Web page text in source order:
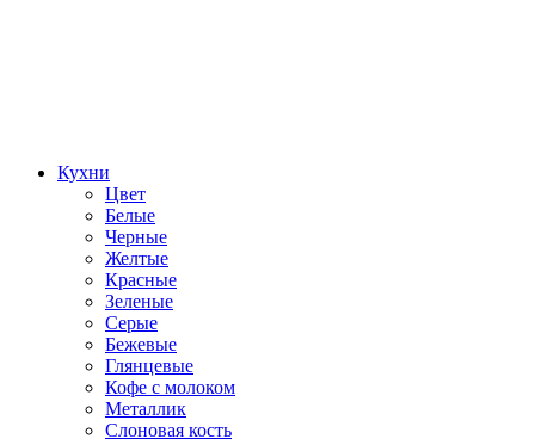
Кухни
Цвет
Белые
Черные
Желтые
Красные
Зеленые
Серые
Бежевые
Глянцевые
Кофе с молоком
Металлик
Слоновая кость